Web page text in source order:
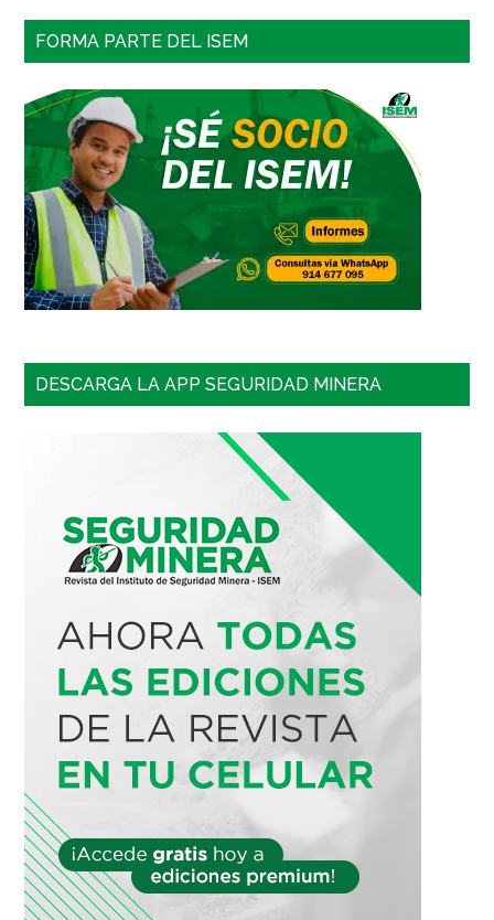
FORMA PARTE DEL ISEM
DESCARGA LA APP SEGURIDAD MINERA